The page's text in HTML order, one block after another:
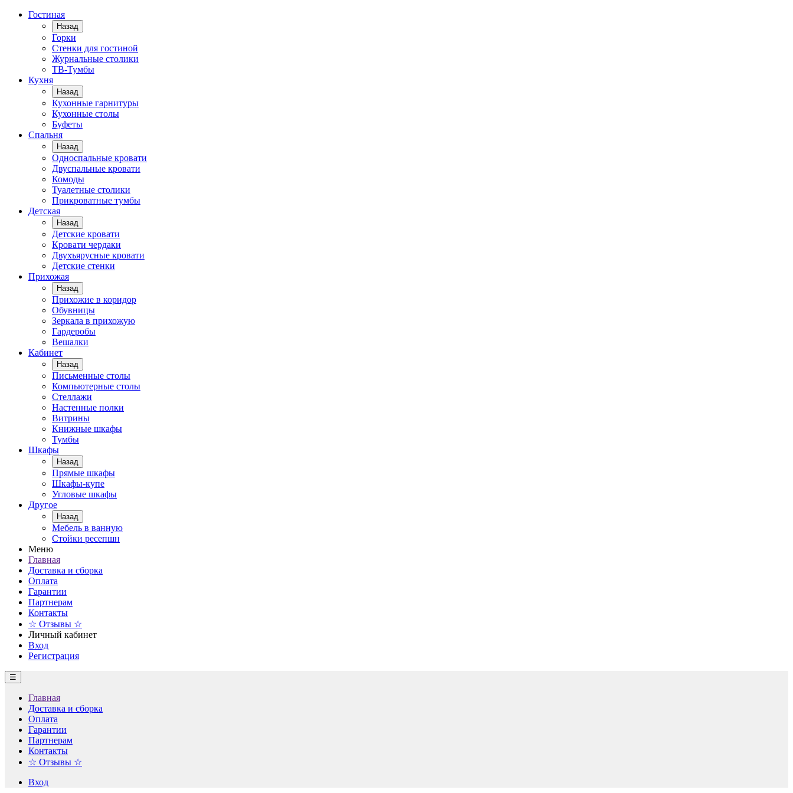
Гостиная
Назад
Горки
Стенки для гостиной
Журнальные столики
TВ-Тумбы
Кухня
Назад
Кухонные гарнитуры
Кухонные столы
Буфеты
Спальня
Назад
Односпальные кровати
Двуспальные кровати
Комоды
Туалетные столики
Прикроватные тумбы
Детская
Назад
Детские кровати
Кровати чердаки
Двухъярусные кровати
Детские стенки
Прихожая
Назад
Прихожие в коридор
Обувницы
Зеркала в прихожую
Гардеробы
Вешалки
Кабинет
Назад
Письменные столы
Компьютерные столы
Стеллажи
Настенные полки
Витрины
Книжные шкафы
Тумбы
Шкафы
Назад
Прямые шкафы
Шкафы-купе
Угловые шкафы
Другое
Назад
Мебель в ванную
Стойки ресепшн
Меню
Главная
Доставка и сборка
Оплата
Гарантии
Партнерам
Контакты
☆ Отзывы ☆
Личный кабинет
Вход
Регистрация
☰
Главная
Доставка и сборка
Оплата
Гарантии
Партнерам
Контакты
☆ Отзывы ☆
Вход